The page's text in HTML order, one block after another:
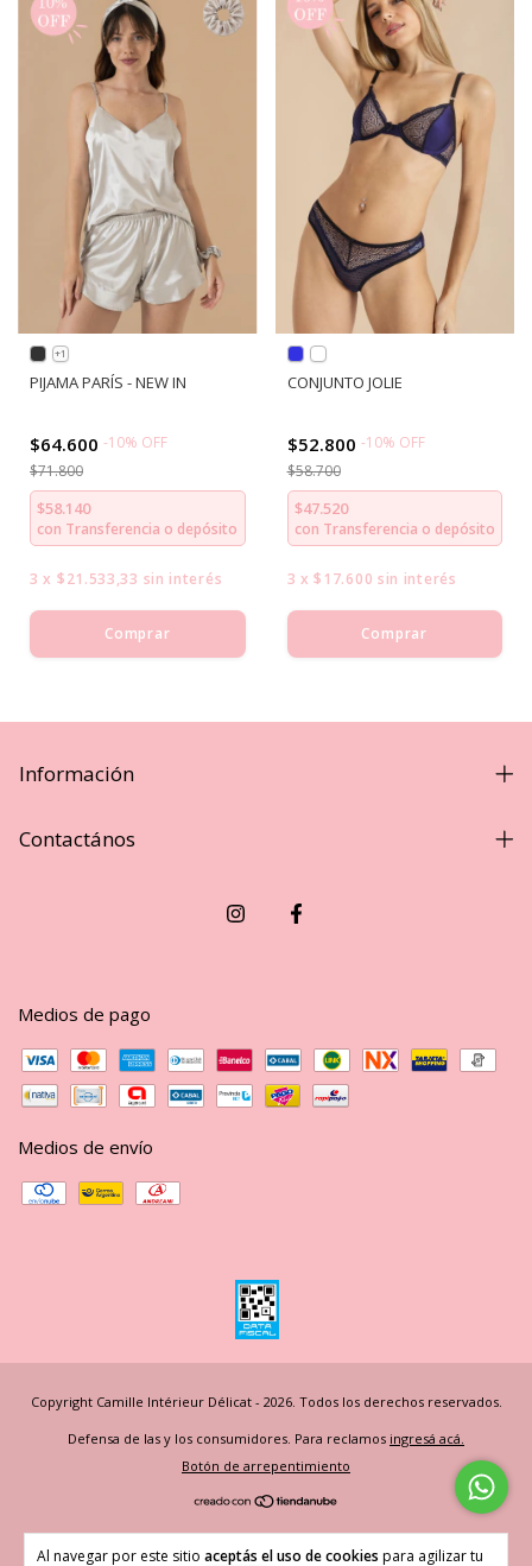
Al navegar por este sitio aceptás el uso de cookies para agilizar tu
+1
PIJAMA PARÍS - NEW IN
$64.600 -10% OFF
$71.800
$58.140
con Transferencia o depósito
3 x $21.533,33 sin interés
Comprar
CONJUNTO JOLIE
$52.800 -10% OFF
$58.700
$47.520
con Transferencia o depósito
3 x$17.600 sin interés
Comprar
Información
Contactános
Medios de pago
Medios de envío
Copyright Camille Intérieur Délicat - 2026. Todos los derechos reservados.
Defensa de las y los consumidores. Para reclamos ingresá acá.
Botón de arrepentimiento